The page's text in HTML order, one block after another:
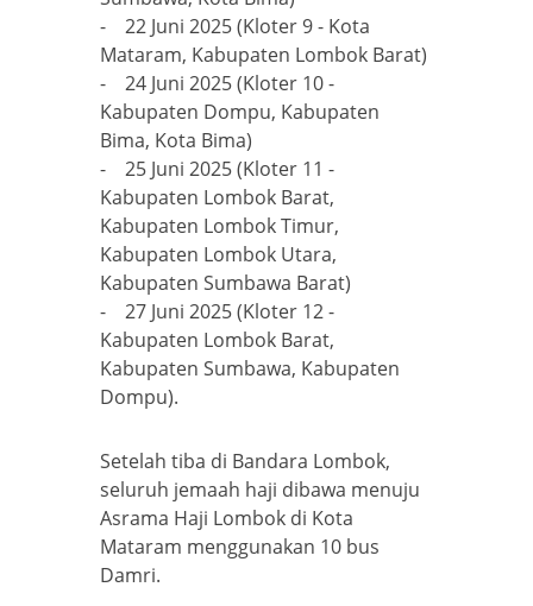
- 22 Juni 2025 (Kloter 9 - Kota
Mataram, Kabupaten Lombok Barat)
- 24 Juni 2025 (Kloter 10 -
Kabupaten Dompu, Kabupaten
Bima, Kota Bima)
- 25 Juni 2025 (Kloter 11 -
Kabupaten Lombok Barat,
Kabupaten Lombok Timur,
Kabupaten Lombok Utara,
Kabupaten Sumbawa Barat)
- 27 Juni 2025 (Kloter 12 -
Kabupaten Lombok Barat,
Kabupaten Sumbawa, Kabupaten
Dompu).
Setelah tiba di Bandara Lombok,
seluruh jemaah haji dibawa menuju
Asrama Haji Lombok di Kota
Mataram menggunakan 10 bus
Damri.